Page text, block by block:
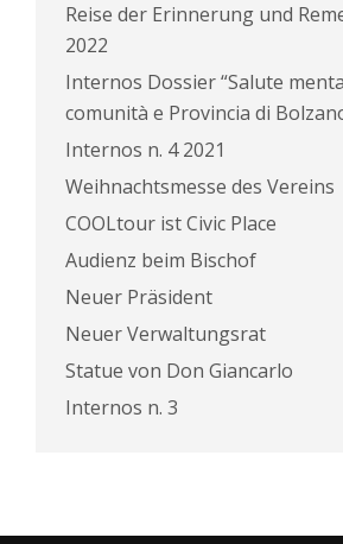
Reise der Erinnerung und
2022
Internos Dossier “Salute
comunità e Provincia di
Internos n. 4 2021
Weihnachtsmesse des Vereins
COOLtour ist Civic Place
Audienz beim Bischof
Neuer Präsident
Neuer Verwaltungsrat
Statue von Don Giancarlo
Internos n. 3